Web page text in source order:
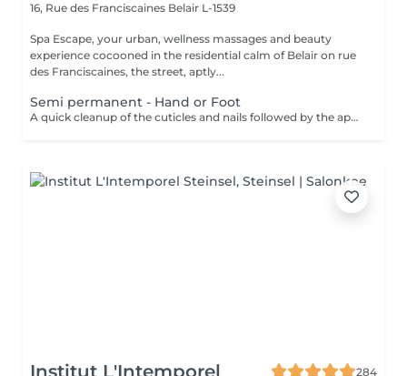
16, Rue des Franciscaines Belair L-1539
Spa Escape, your urban, wellness massages and beauty
experience cocooned in the residential calm of Belair on rue
des Franciscaines, the street, aptly...
Semi permanent - Hand or Foot
A quick cleanup of the cuticles and nails followed by the application of a semi-permanent nail varnish of your choice.
Institut L'Intemporel
284